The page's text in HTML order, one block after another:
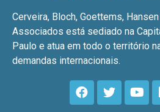
Cerveira, Bloch, Goettems,
Associados está sediado na
Paulo e atua em todo o território
demandas internacionais.